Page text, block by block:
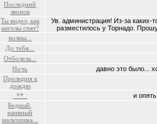
Последний
звонок
Ты видел, как
ангелы спят?
Ув. администрация! Из-за каких-
разместилось у Торнадо.
волны...
До тебя...
Отболела...
Ночь давно это было...
Прелюдия к
дождю
_**_ и
Бедный,
наивный
мальчишка...